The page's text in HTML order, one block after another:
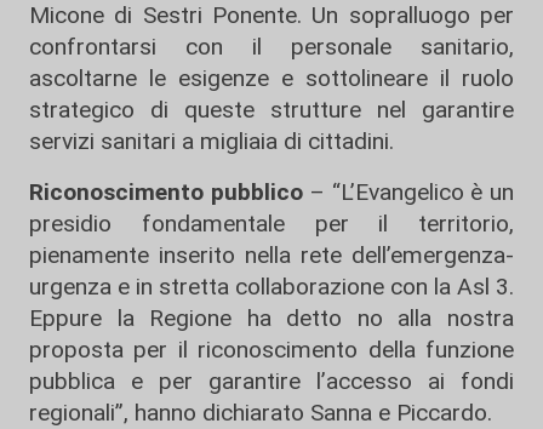
Micone di Sestri Ponente. Un sopralluogo per
confrontarsi con il personale sanitario,
ascoltarne le esigenze e sottolineare il ruolo
strategico di queste strutture nel garantire
servizi sanitari a migliaia di cittadini.
Riconoscimento pubblico– “L’Evangelico è un
presidio fondamentale per il territorio,
pienamente inserito nella rete dell’emergenza-
urgenza e in stretta collaborazione con la Asl 3.
Eppure la Regione ha detto no alla nostra
proposta per il riconoscimento della funzione
pubblica e per garantire l’accesso ai fondi
regionali”, hanno dichiarato Sanna e Piccardo.